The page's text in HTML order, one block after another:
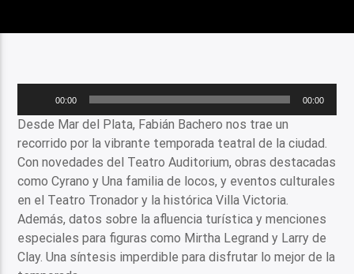
audio
00:00 00:00
Desde Mar del Plata, Fabián Bachero nos trae un
recorrido por la vibrante temporada teatral de la ciudad.
Con novedades del Teatro Auditorium, obras destacadas
como Cyrano y Una familia de locos, y eventos culturales
en el Teatro Tronador y la histórica Villa Victoria.
Además, datos sobre la afluencia turística y menciones
especiales para figuras como Mirtha Legrand y Larry de
Clay. Una síntesis imperdible para disfrutar lo mejor de la